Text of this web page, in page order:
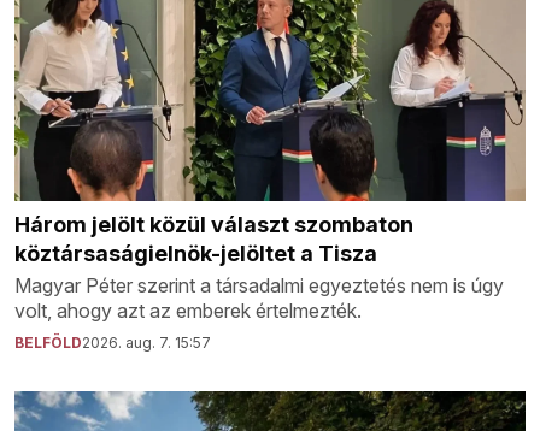
Három jelölt közül választ szombaton
köztársaságielnök-jelöltet a Tisza
Magyar Péter szerint a társadalmi egyeztetés nem is úgy
volt, ahogy azt az emberek értelmezték.
BELFÖLD2026. aug. 7. 15:57